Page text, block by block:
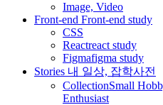
Image, Video
Front-end Front-end study
CSS
Reactreact study
Figmafigma study
Stories 내 일상, 잡학사전
CollectionSmall
Enthusiast